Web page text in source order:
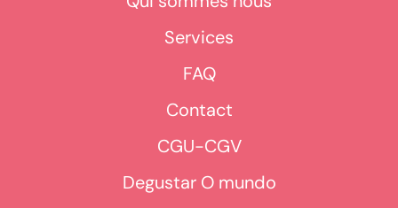
Services
FAQ
Contact
CGU-CGV
Degustar O mundo